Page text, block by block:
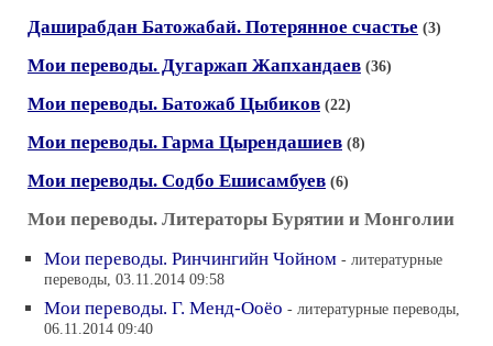
Даширабдан Батожабай. Потерянное счастье (3)
Мои переводы. Дугаржап Жапхандаев (36)
Мои переводы. Батожаб Цыбиков (22)
Мои переводы. Гарма Цырендашиев (8)
Мои переводы. Содбо Ешисамбуев (6)
Мои переводы. Литераторы Бурятии и Монголии
Мои переводы. Ринчингийн Чойном - литературные
переводы, 03.11.2014 09:58
Мои переводы. Г. Менд-Ооёо - литературные переводы,
06.11.2014 09:40